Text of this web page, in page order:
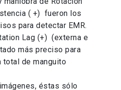
( +) fueron los
para detectar EMR.
Lag (+) (externa e
más preciso para
total de manguito
éstas sólo